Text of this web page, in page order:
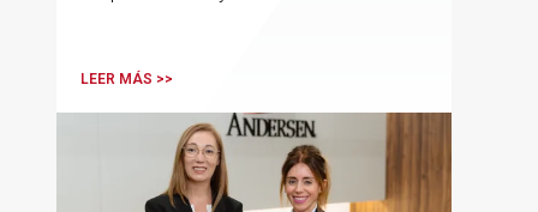
españolas que combinan los sectores
LEER MÁS >>